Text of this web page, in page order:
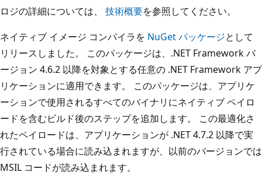
ロジの詳細については、 技術概要を参照してください。
ネイティブ イメージ コンパイラを NuGet パッケージとして
リリースしました。 このパッケージは、.NET Framework バ
ージョン 4.6.2 以降を対象とする任意の .NET Framework アプ
リケーションに適用できます。 このパッケージは、アプリケ
ーションで使用されるすべてのバイナリにネイティブ ペイロ
ードを含むビルド後のステップを追加します。 この最適化さ
れたペイロードは、アプリケーションが .NET 4.7.2 以降で実
行されている場合に読み込まれますが、以前のバージョンでは
MSIL コードが読み込まれます。